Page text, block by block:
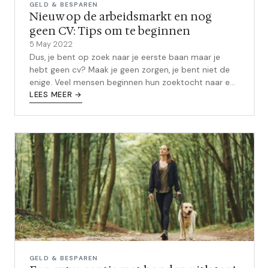
GELD & BESPAREN
Nieuw op de arbeidsmarkt en nog
geen CV: Tips om te beginnen
5 May 2022
Dus, je bent op zoek naar je eerste baan maar je
hebt geen cv? Maak je geen zorgen, je bent niet de
enige. Veel mensen beginnen hun zoektocht naar een
baan zonder een cv en krijgen...
LEES MEER →
GELD & BESPAREN